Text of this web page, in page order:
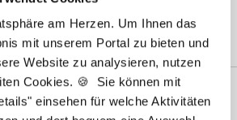
am Herzen. Um Ihnen das
mit unserem Portal zu bieten und
Website zu analysieren, nutzen
Cookies. 🍪 Sie können mit
einsehen für welche Aktivitäten
Wir sind